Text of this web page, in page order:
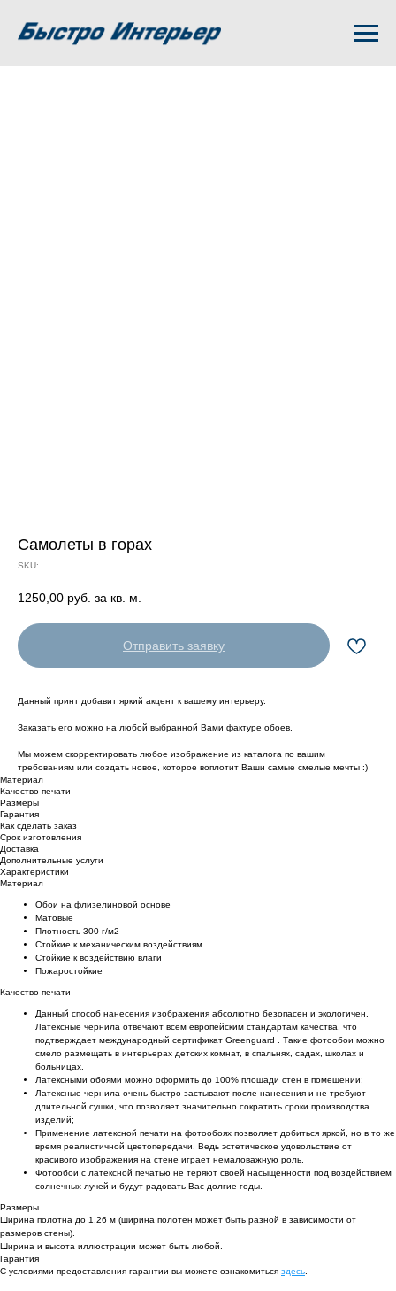
Самолеты в горах
SKU:
1250,00 руб. за кв. м.
Отправить заявку
Данный принт добавит яркий акцент к вашему интерьеру.
Заказать его можно на любой выбранной Вами фактуре обоев.
Мы можем скорректировать любое изображение из каталога по вашим
требованиям или создать новое, которое воплотит Ваши самые смелые мечты :)
Материал
Качество печати
Размеры
Гарантия
Как сделать заказ
Срок изготовления
Доставка
Дополнительные услуги
Характеристики
Материал
Обои на флизелиновой основе
Матовые
Плотность 300 г/м2
Стойкие к механическим воздействиям
Cтойкие к воздействию влаги
Пожаростойкие
Качество печати
Данный способ нанесения изображения абсолютно безопасен и экологичен.
Латексные чернила отвечают всем европейским стандартам качества, что
подтверждает международный сертификат Greenguard . Такие фотообои можно
смело размещать в интерьерах детских комнат, в спальнях, садах, школах и
больницах.
Латексными обоями можно оформить до 100% площади стен в помещении;
Латексные чернила очень быстро застывают после нанесения и не требуют
длительной сушки, что позволяет значительно сократить сроки производства
изделий;
Применение латексной печати на фотообоях позволяет добиться яркой, но в то же
время реалистичной цветопередачи. Ведь эстетическое удовольствие от
красивого изображения на стене играет немаловажную роль.
Фотообои с латексной печатью не теряют своей насыщенности под воздействием
солнечных лучей и будут радовать Вас долгие годы.
Размеры
Ширина полотна до 1.26 м (ширина полотен может быть разной в зависимости от
размеров стены).
Ширина и высота иллюстрации может быть любой.
Гарантия
С условиями предоставления гарантии вы можете ознакомиться здесь